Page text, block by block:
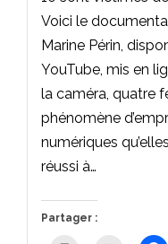
Voici le
Marine Périn,
YouTube, mis en
la caméra, quatre
phénomène
numériques
réussi à…
Partager :